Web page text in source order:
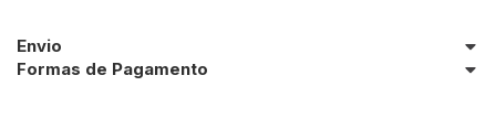
Envio
Formas de Pagamento